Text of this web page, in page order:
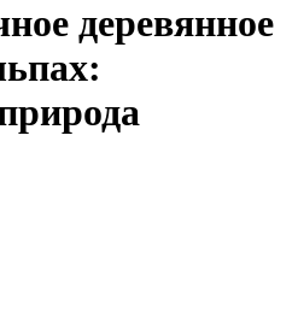
деревянное